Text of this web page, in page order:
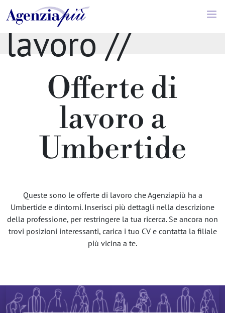
lavoro //
Umbertide
Offerte di
lavoro a
Umbertide
Queste sono le offerte di lavoro che Agenziapiù ha a
Umbertide e dintorni. Inserisci più dettagli nella descrizione
della professione, per restringere la tua ricerca. Se ancora non
trovi posizioni interessanti, carica i tuo CV e contatta la filiale
più vicina a te.